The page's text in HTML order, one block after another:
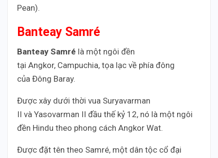
Pean).
Banteay Samré
Banteay Samré là một ngôi đền
tại Angkor, Campuchia, tọa lạc về phía đông
của Đông Baray.
Được xây dưới thời vua Suryavarman
II và Yasovarman II đầu thế kỷ 12, nó là một ngôi
đền Hindu theo phong cách Angkor Wat.
Được đặt tên theo Samré, một dân tộc cổ đại